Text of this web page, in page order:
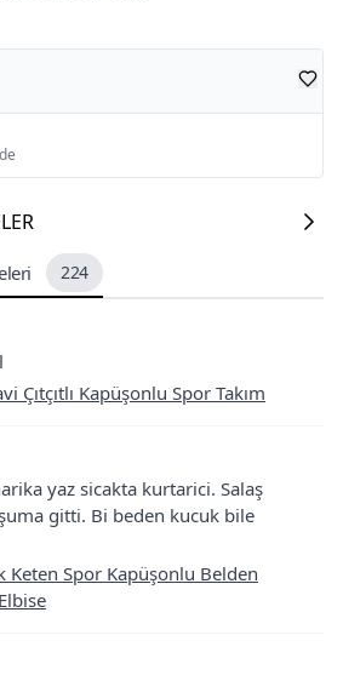
224
Çıtçıtlı Kapüşonlu Spor Takım
yaz sicakta kurtarici. Salaş
gitti. Bi beden kucuk bile
Keten Spor Kapüşonlu Belden